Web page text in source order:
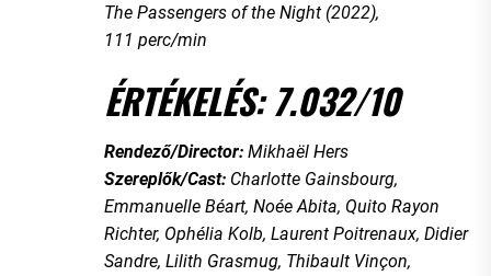
The Passengers of the Night (2022),
111 perc/min
ÉRTÉKELÉS: 7.032/10
Rendező/Director: Mikhaël Hers
Szereplők/Cast: Charlotte Gainsbourg,
Emmanuelle Béart, Noée Abita, Quito Rayon
Richter, Ophélia Kolb, Laurent Poitrenaux, Didier
Sandre, Lilith Grasmug, Thibault Vinçon,